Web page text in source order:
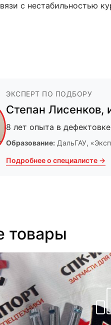
с нестабильностью
ЭКСПЕРТ ПО ПОДБОРУ
Степан Лисенков,
8 лет опыта в
Образование: ДальГАУ,
Подробнее о специалисте →
товары